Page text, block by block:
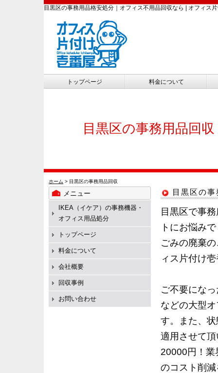
目黒区の事務用品格安処分｜オフィス不用品回収なら | オフィス
トップページ 料金について
目黒区の事務用品回収
ホーム > 目黒区の事務用品回収
目黒区の
目黒区で事
トにお悩み
ごみの廃棄
ィス片付け
ご不要にな
などの大型
す。また、
適用させて
20000円！業
のコスト削
メニュー
IKEA（イケア）の事務機器・
オフィス用品処分
トップページ
料金について
会社概要
回収事例
お問い合わせ